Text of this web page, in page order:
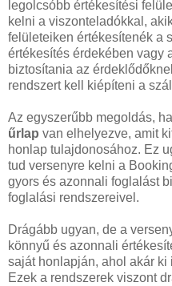
legolcsóbb értékesítési
kelni a viszonteladókkal,
felületeiken értékesítenék a
értékesítés érdekében vagy
biztosítania az
rendszert kell kiépíteni a
Az egyszerűbb megoldás,
űrlap van elhelyezve, amit
honlap tulajdonosához. Ez
tud versenyre kelni a
gyors és azonnali foglalást
foglalási rendszereivel.
Drágább ugyan, de a
könnyű és azonnali
saját honlapján, ahol akár ki
Ezek a rendszerek viszont